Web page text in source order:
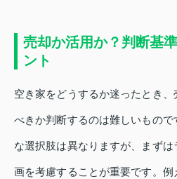
売却か活用か？判断基
ント
空き家をどうするか迷ったとき
べきか判断するのは難しいもの
な選択肢は異なりますが、まず
画を考慮することが重要です。